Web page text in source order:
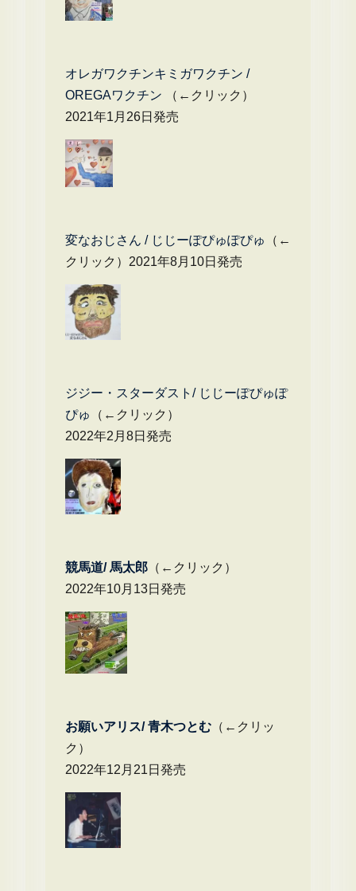
オレガワクチンキミガワクチン /
OREGAワクチン （←クリック）
2021年1月26日発売
変なおじさん / じじーぽぴゅぽぴゅ
（←
クリック）2021年8月10日発売
ジジー・スターダスト/ じじーぽぴゅぽ
ぴゅ
（←クリック）
2022年2月8日発売
競馬道/ 馬太郎（←クリック）
2022年10月13日発売
お願いアリス/ 青木つとむ（←クリッ
ク）
2022年12月21日発売